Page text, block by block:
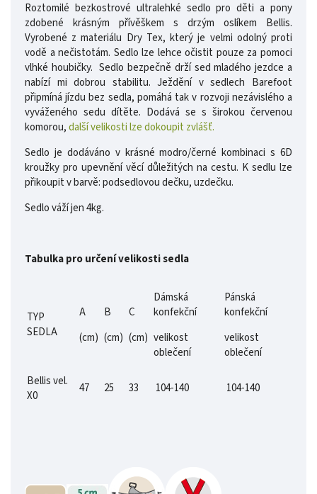
Roztomilé bezkostrové ultralehké sedlo pro děti a pony
zdobené krásným přívěškem s drzým oslíkem Bellis.
Vyrobené z materiálu Dry Tex, který je velmi odolný proti
vodě a nečistotám. Sedlo lze lehce očistit pouze za pomoci
vlhké houbičky. Sedlo bezpečně drží sed mladého jezdce a
nabízí mi dobrou stabilitu. Ježdění v sedlech Barefoot
připmíná jízdu bez sedla, pomáhá tak v rozvoji nezávislého a
vyváženého sedu dítěte. Dodává se s širokou červenou
komorou,další velikosti lze dokoupit zvlášť.
Sedlo je dodáváno v krásné modro/černé kombinaci s 6D
kroužky pro upevnění věcí důležitých na cestu. K sedlu lze
přikoupit v barvě: podsedlovou dečku, uzdečku.
Sedlo váží jen 4kg.
Tabulka pro určení velikosti sedla
TYP
SEDLA
A
(cm)
B
(cm)
C
(cm)
Dámská
konfekční
velikost
oblečení
Pánská
konfekční
velikost
oblečení
Bellis vel.
X0
47 25 33 104-140 104-140